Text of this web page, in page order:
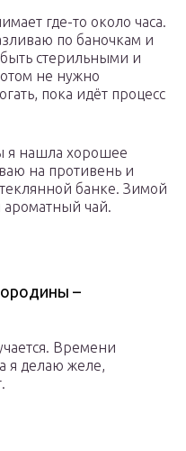
где-то около часа.
по баночкам и
стерильными и
не нужно
пока идёт процесс
я нашла хорошее
на противень и
банке. Зимой
ароматный чай.
–
Времени
я делаю желе,